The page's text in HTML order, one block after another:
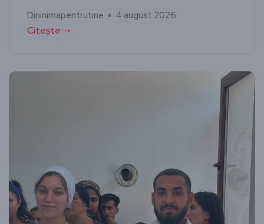
Dininimapentrutine 4 august 2026
Citește